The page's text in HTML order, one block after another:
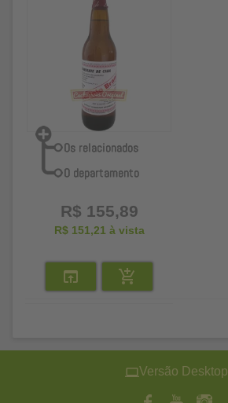
R$ 155,89
R$ 151,21 à vista
Versão Desktop